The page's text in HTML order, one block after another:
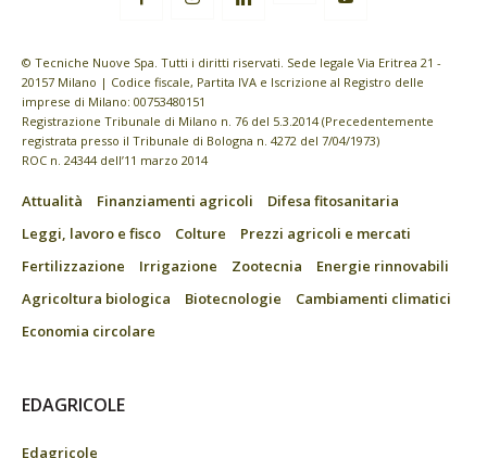
© Tecniche Nuove Spa. Tutti i diritti riservati. Sede legale Via Eritrea 21 -
20157 Milano | Codice fiscale, Partita IVA e Iscrizione al Registro delle
imprese di Milano: 00753480151
Registrazione Tribunale di Milano n. 76 del 5.3.2014 (Precedentemente
registrata presso il Tribunale di Bologna n. 4272 del 7/04/1973)
ROC n. 24344 dell’11 marzo 2014
Attualità Finanziamenti agricoli
Difesa fitosanitaria
Leggi, lavoro e fisco
Colture
Prezzi agricoli e mercati
Fertilizzazione
Irrigazione Zootecnia
Energie rinnovabili
Agricoltura biologica
Biotecnologie
Cambiamenti climatici
Economia circolare
EDAGRICOLE
Edagricole